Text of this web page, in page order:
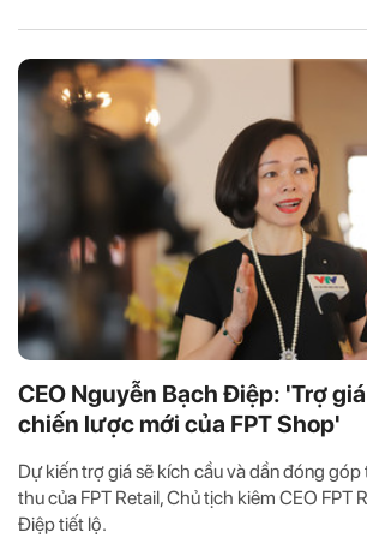
CEO Nguyễn Bạch Điệp: 'Trợ
chiến lược mới của FPT Shop'
Dự kiến trợ giá sẽ kích cầu và dần đóng
thu của FPT Retail, Chủ tịch kiêm CEO FPT
Điệp tiết lộ.